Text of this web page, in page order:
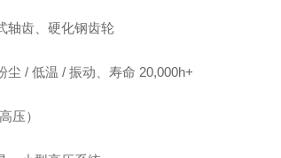
轴齿、硬化钢齿轮
尘 / 低温 / 振动、寿命 20,000h+
压）